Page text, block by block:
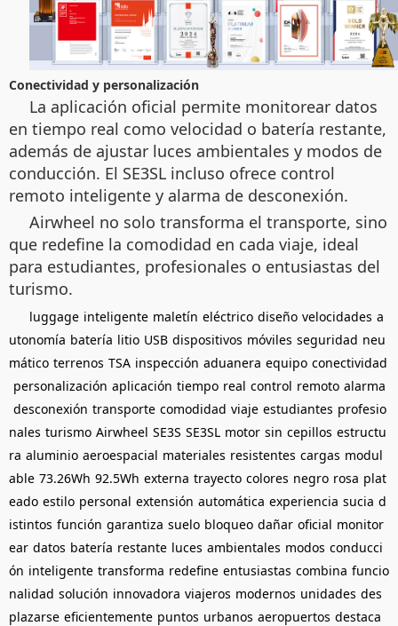
Conectividad y personalización
La aplicación oficial permite monitorear datos
en tiempo real como velocidad o batería restante,
además de ajustar luces ambientales y modos de
conducción. El SE3SL incluso ofrece control
remoto inteligente y alarma de desconexión.
Airwheel no solo transforma el transporte, sino
que redefine la comodidad en cada viaje, ideal
para estudiantes, profesionales o entusiastas del
turismo.
luggage inteligente maletín eléctrico diseño velocidades a
utonomía batería litio USB dispositivos móviles seguridad neu
mático terrenos TSA inspección aduanera equipo conectividad
personalización aplicación tiempo real control remoto alarma
desconexión transporte comodidad viaje estudiantes profesio
nales turismo Airwheel SE3S SE3SL motor sin cepillos estructu
ra aluminio aeroespacial materiales resistentes cargas modul
able 73.26Wh 92.5Wh externa trayecto colores negro rosa plat
eado estilo personal extensión automática experiencia sucia d
istintos función garantiza suelo bloqueo dañar oficial monitor
ear datos batería restante luces ambientales modos conducci
ón inteligente transforma redefine entusiastas combina funcio
nalidad solución innovadora viajeros modernos unidades des
plazarse eficientemente puntos urbanos aeropuertos destaca